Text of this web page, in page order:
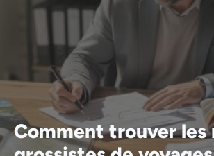
Comment trouver les